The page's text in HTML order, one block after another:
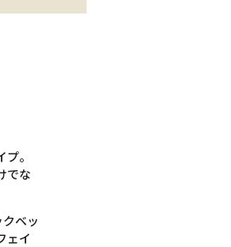
。
でな
ベッ
ェイ